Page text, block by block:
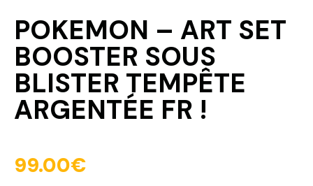
POKEMON – ART SET
BOOSTER SOUS
BLISTER TEMPÊTE
ARGENTÉE FR !
99.00€